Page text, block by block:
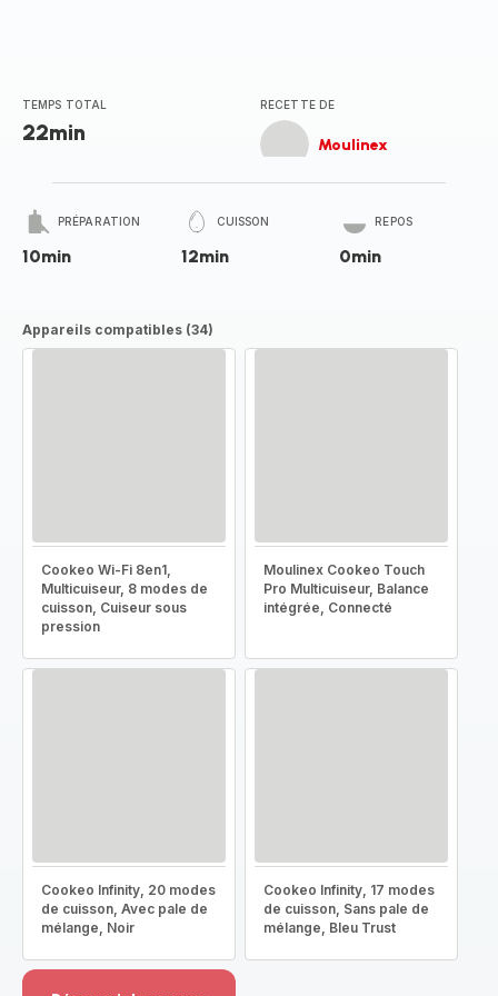
TEMPS TOTAL
22min
RECETTE DE
Moulinex
PRÉPARATION
10min
CUISSON
12min
REPOS
0min
Appareils compatibles (34)
Cookeo Wi-Fi 8en1,
Multicuiseur, 8 modes de
cuisson, Cuiseur sous
pression
Moulinex Cookeo Touch
Pro Multicuiseur, Balance
intégrée, Connecté
Cookeo Infinity, 20 modes
de cuisson, Avec pale de
mélange, Noir
Cookeo Infinity, 17 modes
de cuisson, Sans pale de
mélange, Bleu Trust